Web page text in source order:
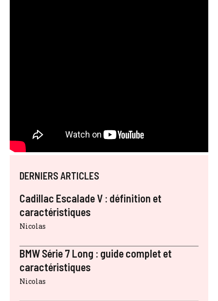
DERNIERS ARTICLES
Cadillac Escalade V : définition et
caractéristiques
Nicolas
BMW Série 7 Long : guide complet et
caractéristiques
Nicolas